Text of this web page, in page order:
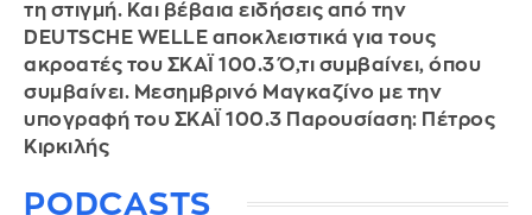
τη στιγμή. Και βέβαια ειδήσεις από την
DEUTSCHE WELLE αποκλειστικά για τους
ακροατές του ΣΚΑΪ 100.3 Ό,τι συμβαίνει, όπου
συμβαίνει. Μεσημβρινό Μαγκαζίνο με την
υπογραφή του ΣΚΑΪ 100.3 Παρουσίαση: Πέτρος
Κιρκιλής
PODCASTS